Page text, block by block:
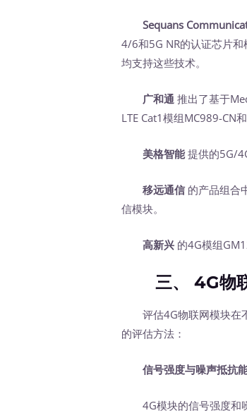
Sequans
4/6和5G NR的认证芯片
均支持这些技术。
广和通 推出了基于
LTE Cat1模组MC989-CN和
美格智能提供的5G/
移远通信的产品组合
信模块。
高新兴 的4G模组
三、 4G物联
评估4G物联网模块在不
的评估方法：
信号强度与噪声抵抗
4G模块的信号强度和噪